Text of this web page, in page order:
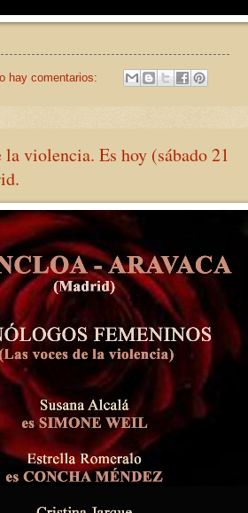
hay comentarios:
violencia. Es hoy (sábado 21